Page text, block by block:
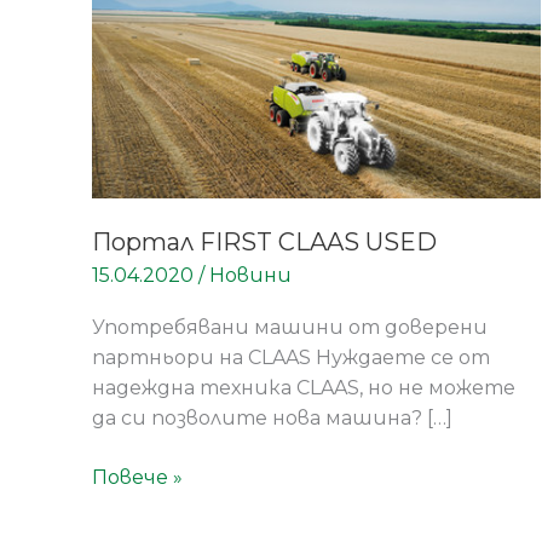
Портал FIRST CLAAS USED
15.04.2020 / Новини
Употребявани машини от доверени
партньори на CLAAS Нуждаете се от
надеждна техника CLAAS, но не можете
да си позволите нова машина? […]
Повече »